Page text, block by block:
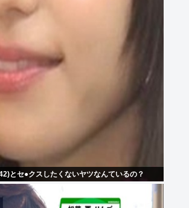
とセ●クスしたくないヤツなんているの？